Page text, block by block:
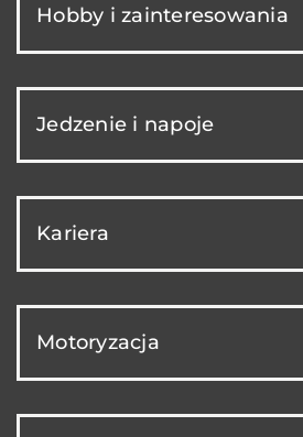
Hobby i zainteresowania
Jedzenie i napoje
Kariera
Motoryzacja